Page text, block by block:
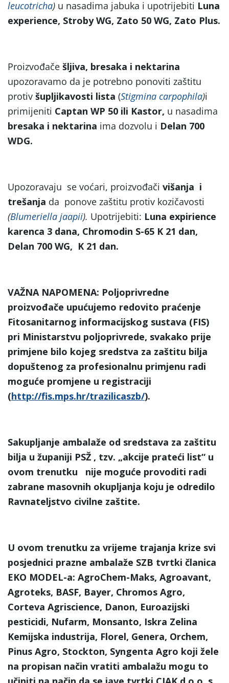
leucotricha) u nasadima jabuka i upotrijebiti Luna
experience, Stroby WG, Zato 50 WG, Zato Plus.
Proizvođače šljiva, bresaka i nektarina
upozoravamo da je potrebno ponoviti zaštitu
protiv šupljikavosti lista (Stigmina carpophila)i
primijeniti Captan WP 50 ili Kastor, u nasadima
bresaka i nektarina ima dozvolu i Delan 700
WDG.
Upozoravaju se voćari, proizvođači višanja i
trešanja da ponove zaštitu protiv kozičavosti
(Blumeriella jaapii). Upotrijebiti: Luna expirience
karenca 3 dana, Chromodin S-65 K 21 dan,
Delan 700 WG, K 21 dan.
VAŽNA NAPOMENA: Poljoprivredne
proizvođače upućujemo redovito praćenje
Fitosanitarnog informacijskog sustava (FIS)
pri Ministarstvu poljoprivrede, svakako prije
primjene bilo kojeg sredstva za zaštitu bilja
dopuštenog za profesionalnu primjenu radi
moguće promjene u registraciji
(http://fis.mps.hr/trazilicaszb/).
Sakupljanje ambalaže od sredstava za zaštitu
bilja u županiji PSŽ , tzv. „akcije prateći list“ u
ovom trenutku nije moguće provoditi radi
zabrane masovnih okupljanja koju je odredilo
Ravnateljstvo civilne zaštite.
U ovom trenutku za vrijeme trajanja krize svi
posjednici prazne ambalaže SZB tvrtki članica
EKO MODEL-a: AgroChem-Maks, Agroavant,
Agroteks, BASF, Bayer, Chromos Agro,
Corteva Agriscience, Danon, Euroazijski
pesticidi, Nufarm, Monsanto, Iskra Zelina
Kemijska industrija, Florel, Genera, Orchem,
Pinus Agro, Stockton, Syngenta Agro koji žele
na propisan način vratiti ambalažu mogu to